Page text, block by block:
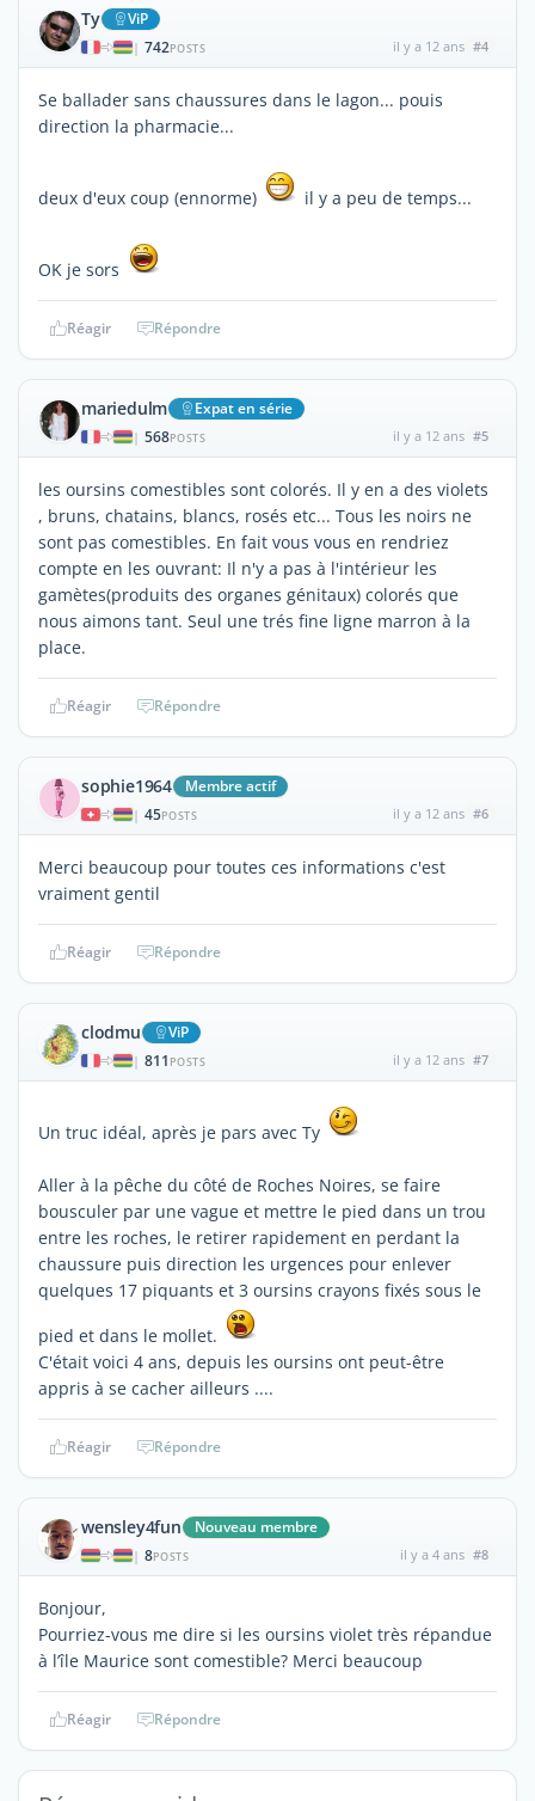
Ty ViP
| 742POSTS il y a 12 ans #4
Se ballader sans chaussures dans le lagon... pouis
direction la pharmacie...
deux d'eux coup (ennorme) il y a peu de temps...
OK je sors
Réagir Répondre
mariedulm Expat en série
| 568POSTS il y a 12 ans #5
les oursins comestibles sont colorés. Il y en a des violets
, bruns, chatains, blancs, rosés etc... Tous les noirs ne
sont pas comestibles. En fait vous vous en rendriez
compte en les ouvrant: Il n'y a pas à l'intérieur les
gamètes(produits des organes génitaux) colorés que
nous aimons tant. Seul une trés fine ligne marron à la
place.
Réagir Répondre
sophie1964 Membre actif
| 45POSTS il y a 12 ans #6
Merci beaucoup pour toutes ces informations c'est
vraiment gentil
Réagir Répondre
clodmu ViP
| 811 POSTS il y a 12 ans #7
Un truc idéal, après je pars avec Ty
Aller à la pêche du côté de Roches Noires, se faire
bousculer par une vague et mettre le pied dans un trou
entre les roches, le retirer rapidement en perdant la
chaussure puis direction les urgences pour enlever
quelques 17 piquants et 3 oursins crayons fixés sous le
pied et dans le mollet.
C'était voici 4 ans, depuis les oursins ont peut-être
appris à se cacher ailleurs ....
Réagir Répondre
wensley4fun Nouveau membre
| 8POSTS il y a 4 ans #8
Bonjour,
Pourriez-vous me dire si les oursins violet très répandue
à l’île Maurice sont comestible? Merci beaucoup
Réagir Répondre